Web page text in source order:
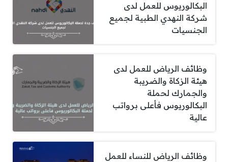
البكالوريوس للعمل لدى
شركة النهدي الطبية لجميع
الجنسيات
وظائف الرياض للعمل لدى
هيئة الزكاة والضريبة
والجمارك لحملة
البكالوريوس فأعلى برواتب
عالية
وظائف الرياض للنساء للعمل